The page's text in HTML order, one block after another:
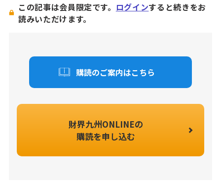
この記事は会員限定です。 ログインすると続きをお
読みいただけます。
購読のご案内はこちら
財界九州ONLINEの
購読を申し込む